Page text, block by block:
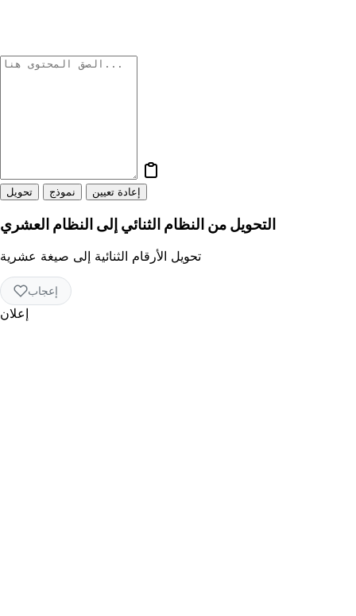
تحويل نموذج إعادة تعيين
التحويل من النظام الثنائي إلى النظام العشري
تحويل الأرقام الثنائية إلى صيغة عشرية
إعجاب
إعلان